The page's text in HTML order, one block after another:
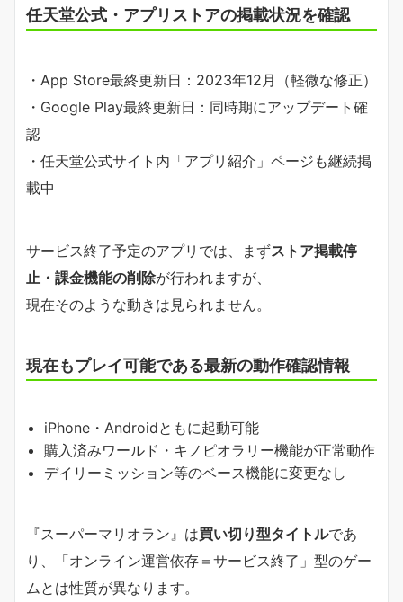
任天堂公式・アプリストアの掲載状況を確認
・App Store最終更新日：2023年12月（軽微な修正）
・Google Play最終更新日：同時期にアップデート確
認
・任天堂公式サイト内「アプリ紹介」ページも継続掲
載中
サービス終了予定のアプリでは、まずストア掲載停
止・課金機能の削除が行われますが、
現在そのような動きは見られません。
現在もプレイ可能である最新の動作確認情報
iPhone・Androidともに起動可能
購入済みワールド・キノピオラリー機能が正常動作
デイリーミッション等のベース機能に変更なし
『スーパーマリオラン』は買い切り型タイトルであ
り、「オンライン運営依存＝サービス終了」型のゲー
ムとは性質が異なります。